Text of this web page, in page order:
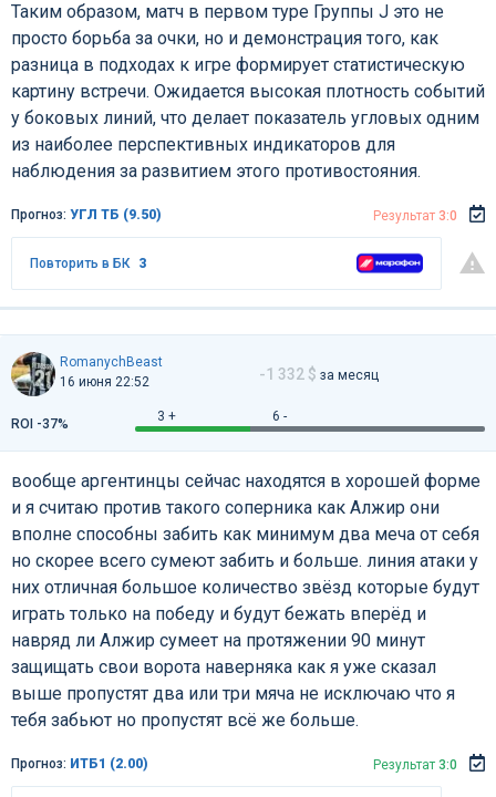
Таким образом, матч в первом туре Группы J это не
просто борьба за очки, но и демонстрация того, как
разница в подходах к игре формирует статистическую
картину встречи. Ожидается высокая плотность событий
у боковых линий, что делает показатель угловых одним
из наиболее перспективных индикаторов для
наблюдения за развитием этого противостояния.
Прогноз: УГЛ ТБ (9.50) Результат 3:0
Повторить в БК 3
RomanychBeast
16 июня 22:52
-1 332 $ за месяц
3 + 6 -
ROI -37%
вообще аргентинцы сейчас находятся в хорошей форме
и я считаю против такого соперника как Алжир они
вполне способны забить как минимум два меча от себя
но скорее всего сумеют забить и больше. линия атаки у
них отличная большое количество звёзд которые будут
играть только на победу и будут бежать вперёд и
навряд ли Алжир сумеет на протяжении 90 минут
защищать свои ворота наверняка как я уже сказал
выше пропустят два или три мяча не исключаю что я
тебя забьют но пропустят всё же больше.
Прогноз: ИТБ1 (2.00) Результат 3:0